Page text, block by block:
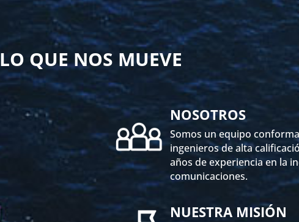
LO QUE NOS MUEVE
NOSOTROS
Somos un equipo
ingenieros de alta
años de experiencia en la
comunicaciones.
NUESTRA MISIÓN